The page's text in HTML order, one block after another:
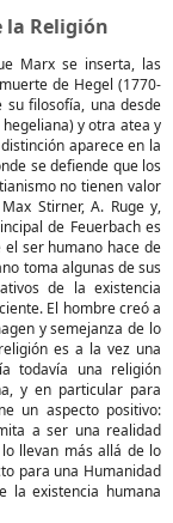
la Religión
Marx se inserta, las
de Hegel (1770-
su filosofía, una desde
y otra atea y
aparece en la
se defiende que los
no tienen valor
Stirner, A. Ruge y,
de Feuerbach es
ser humano hace de
toma algunas de sus
de la existencia
El hombre creó a
y semejanza de lo
es a la vez una
todavía una religión
y en particular para
un aspecto positivo:
a ser una realidad
llevan más allá de lo
para una Humanidad
la existencia humana